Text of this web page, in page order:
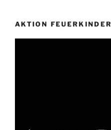
AKTION FEUERKINDER